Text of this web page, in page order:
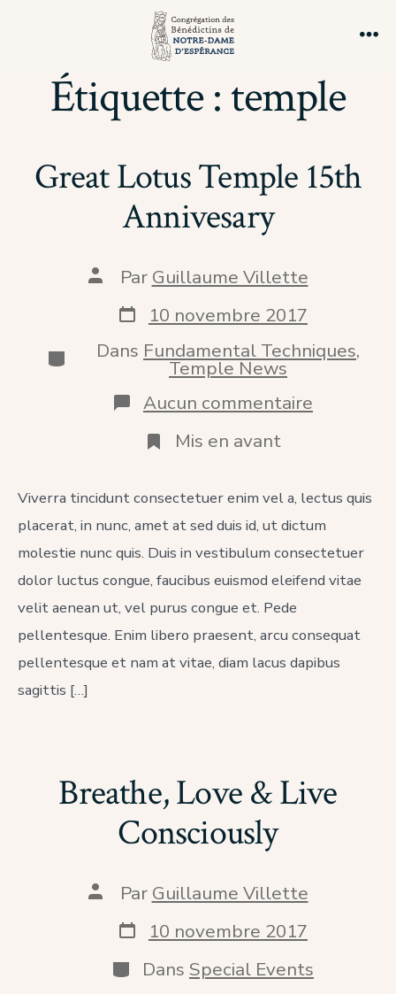
Étiquette :temple
Great Lotus Temple 15th
Annivesary
Auteur
publication
Par Guillaume Villette
Date
de
publication
10 novembre 2017
Catégories
Dans Fundamental Techniques,
Temple News
Aucun commentaire
Great
Mis en avant
Viverra tincidunt consectetuer enim vel a, lectus quis
placerat, in nunc, amet at sed duis id, ut dictum
molestie nunc quis. Duis in vestibulum consectetuer
dolor luctus congue, faucibus euismod eleifend vitae
velit aenean ut, vel purus congue et. Pede
pellentesque. Enim libero praesent, arcu consequat
pellentesque et nam at vitae, diam lacus dapibus
sagittis […]
Breathe, Love & Live
Consciously
Auteur
publication
Par Guillaume Villette
Date
de
publication
10 novembre 2017
Catégories
Dans Special Events